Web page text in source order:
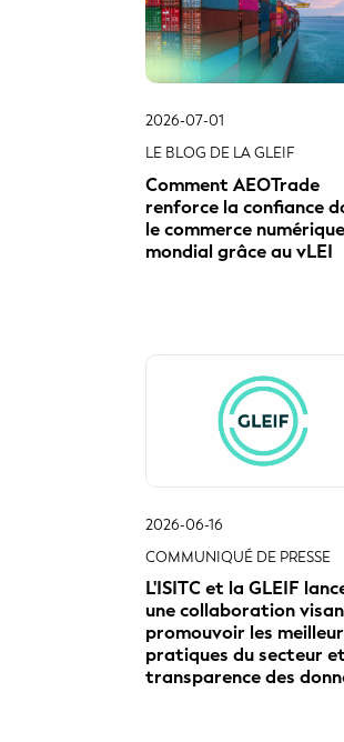
L'ISITC et la GLEIF
une collaboration
promouvoir les
Page préc.
Nous